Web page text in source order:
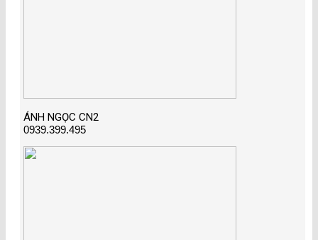
ÁNH NGỌC CN2
0939.399.495